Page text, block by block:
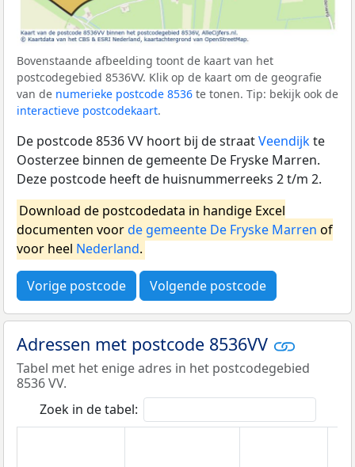
Bovenstaande afbeelding toont de kaart van het
postcodegebied 8536VV. Klik op de kaart om de geografie
van de numerieke postcode 8536 te tonen. Tip: bekijk ook de
interactieve postcodekaart.
De postcode 8536 VV hoort bij de straatVeendijkte
Oosterzee binnen de gemeente De Fryske Marren.
Deze postcode heeft de huisnummerreeks 2 t/m 2.
Download de postcodedata in handige Excel
documenten voorde gemeente De Fryske Marren of
voor heel Nederland.
Vorige postcode Volgende postcode
Adressen met postcode 8536VV
Tabel met het enige adres in het postcodegebied
8536 VV.
Zoek in de tabel: